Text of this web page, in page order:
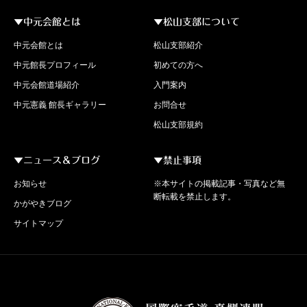
▼中元会館とは
中元会館とは
中元館長プロフィール
中元会館道場紹介
中元憲義 館長ギャラリー
▼松山支部について
松山支部紹介
初めての方へ
入門案内
お問合せ
松山支部規約
▼ニュース＆ブログ
お知らせ
かがやきブログ
サイトマップ
▼禁止事項
※本サイトの掲載記事・写真など無
断転載を禁止します。